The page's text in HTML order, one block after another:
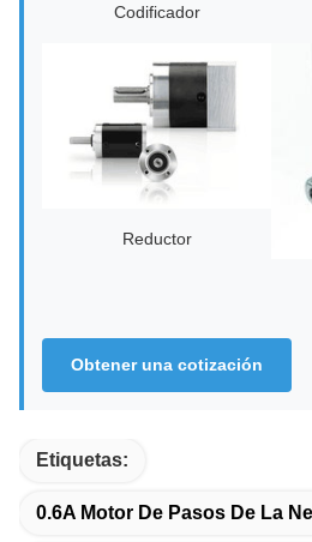
Codificador
Reductor
Obtener una cotización
Etiquetas:
0.6A Motor De Pasos De La